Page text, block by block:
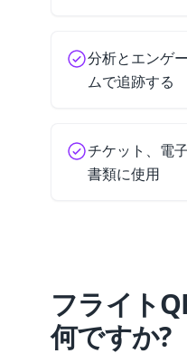
分析とエンゲ
ムで追跡する
チケット、電
書類に使用
フライト
何ですか?